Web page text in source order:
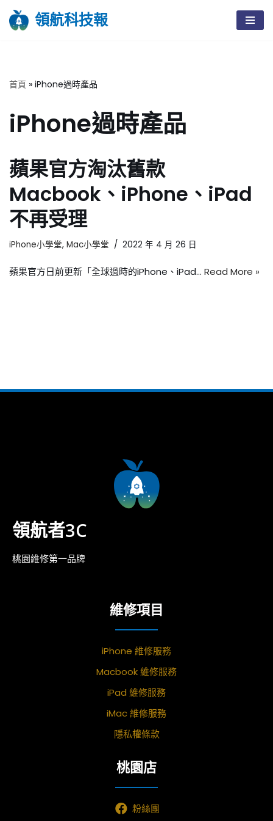
Skip
領航科技報
首頁 » iPhone過時產品
iPhone過時產品
蘋果官方淘汰舊款
Macbook、iPhone、iPad
不再受理
iPhone小學堂, Mac小學堂 2022 年 4 月 26 日
蘋果官方日前更新「全球過時的iPhone、iPad… Read More »
領航者3C
桃園維修第一品牌
維修項目
iPhone 維修服務
Macbook 維修服務
iPad 維修服務
iMac 維修服務
隱私權條款
桃園店
粉絲團